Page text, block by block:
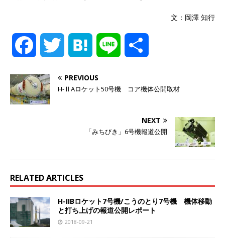
文：岡澤 知行
c
o
k
r
t n
PREVIOUS
H-ⅡAロケット50号機 コア機体公開取材
NEXT
「みちびき」6号機報道公開
RELATED ARTICLES
H-IIBロケット7号機/こうのとり7号機 機体移動
と打ち上げの報道公開レポート
2018-09-21